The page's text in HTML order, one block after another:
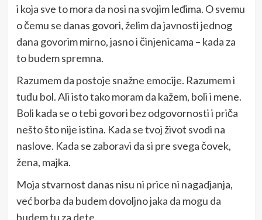
i koja sve to mora da nosi na svojim leđima. O svemu
o čemu se danas govori, želim da javnosti jednog
dana govorim mirno, jasno i činjenicama – kada za
to budem spremna.
Razumem da postoje snažne emocije. Razumem i
tuđu bol. Ali isto tako moram da kažem, boli i mene.
Boli kada se o tebi govori bez odgovornosti i priča
nešto što nije istina. Kada se tvoj život svodi na
naslove. Kada se zaboravi da si pre svega čovek,
žena, majka.
Moja stvarnost danas nisu ni price ni nagadjanja,
već borba da budem dovoljno jaka da mogu da
budem tu za dete.